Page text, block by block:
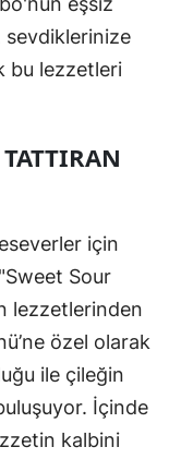
sevdiklerinize
bu lezzetleri
için
Sour
lezzetlerinden
özel olarak
ile çileğin
İçinde
kalbini